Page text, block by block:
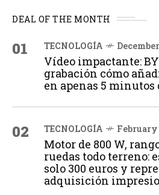
DEAL OF THE MONTH
01 TECNOLOGÍA
Vídeo impactante:
grabación cómo
en apenas 5 minutos
02 TECNOLOGÍA February
Motor de 800 W,
ruedas todo terreno:
solo 300 euros y
adquisición